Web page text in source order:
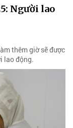
Người lao
thêm giờ sẽ được
lao động.